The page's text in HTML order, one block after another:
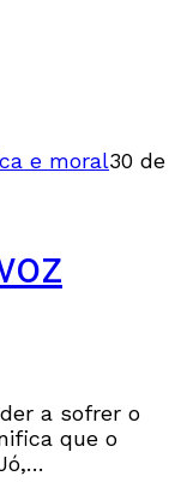
e moral30 de
a sofrer o
que o